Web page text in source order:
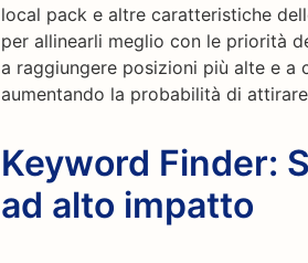
local pack e altre caratteristiche
per allinearli meglio con le priorità
a raggiungere posizioni più alte e a
aumentando la probabilità di
Keyword Finder:
ad alto impatto